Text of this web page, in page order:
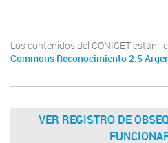
Los contenidos del CONICET están
Commons Reconocimiento 2.5
VER REGISTRO DE